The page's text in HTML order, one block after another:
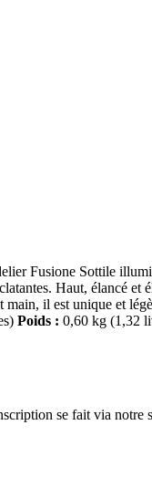
Fusione Sottile
Haut, élancé
il est unique et
Poids : 0,60 kg (1,32
se fait via